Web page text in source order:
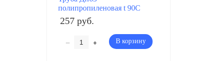
полипропиленовая t 90C
257 руб.
– + В корзину